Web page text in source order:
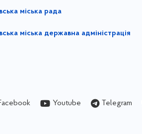
міська рада
міська державна адміністрація
Youtube Telegram